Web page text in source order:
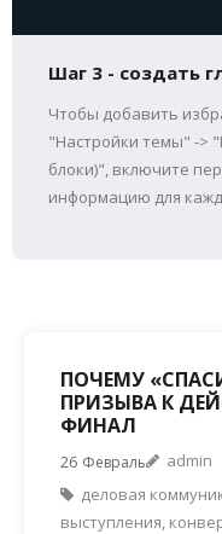
Шаг 3 - создать
Чтобы добавить
"Настройки темы" ->
блоки)", включите
информацию для
ПОЧЕМУ
ПРИЗЫВА К
ФИНАЛ
26 Февраль admin
деловая
выступления